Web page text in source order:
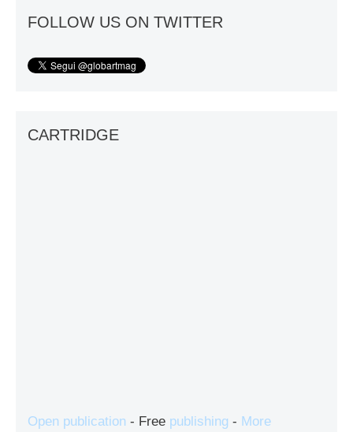
FOLLOW US ON TWITTER
CARTRIDGE
Open publication - Free publishing - More